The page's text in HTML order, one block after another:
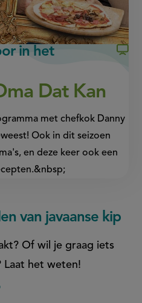
in het
Dat Kan
met chefkok Danny
Ook in dit seizoen
en deze keer ook een
van javaanse kip
Of wil je graag iets
het weten!